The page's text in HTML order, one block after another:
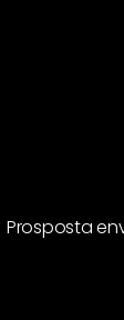
Prosposta